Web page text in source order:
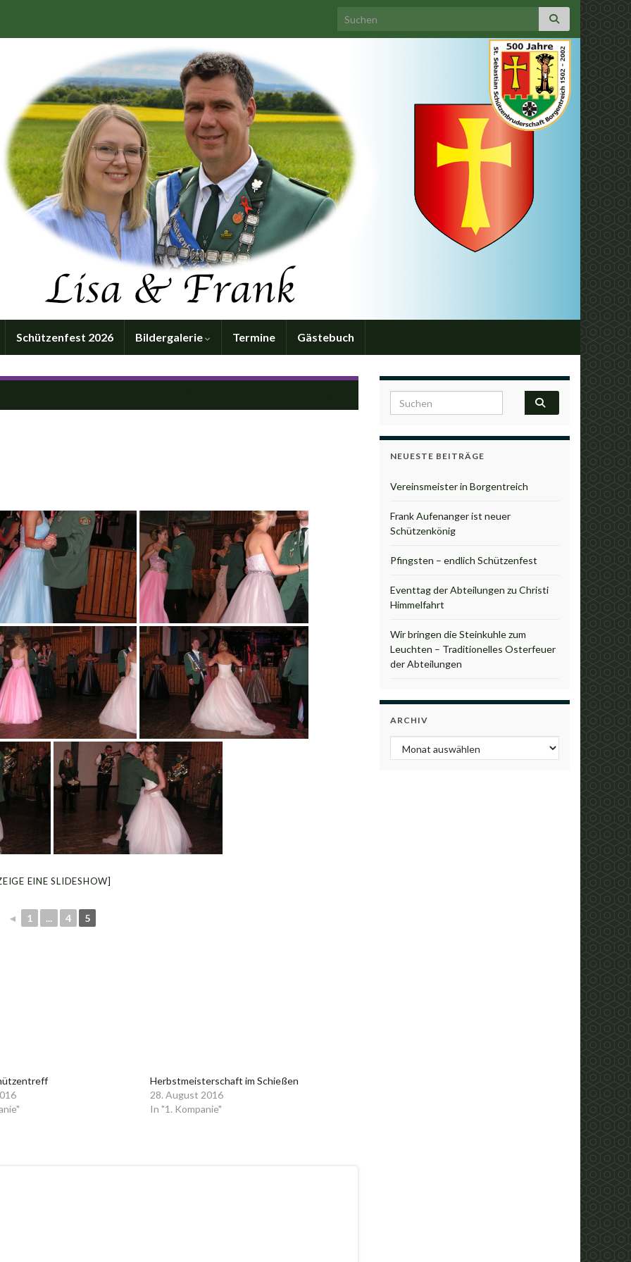
Search for:
Schützenfest 2026 Bildergalerie Termine Gästebuch
EINE SLIDESHOW]
◄ 1 ... 4 5
Herbstmeisterschaft im Schießen
28. August 2016
In "1. Kompanie"
Search for:
NEUESTE BEITRÄGE
Vereinsmeister in Borgentreich
Frank Aufenanger ist neuer
Schützenkönig
Pfingsten – endlich Schützenfest
Eventtag der Abteilungen zu Christi
Himmelfahrt
Wir bringen die Steinkuhle zum
Leuchten – Traditionelles Osterfeuer
der Abteilungen
ARCHIV
Archiv